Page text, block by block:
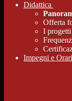
Didattica
Offerta
I progetti
Impegni e Orari